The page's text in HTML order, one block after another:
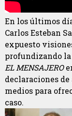
En los últimos
Carlos Esteban
expuesto
profundizando
EL MENSAJERO
declaraciones
medios para
caso.